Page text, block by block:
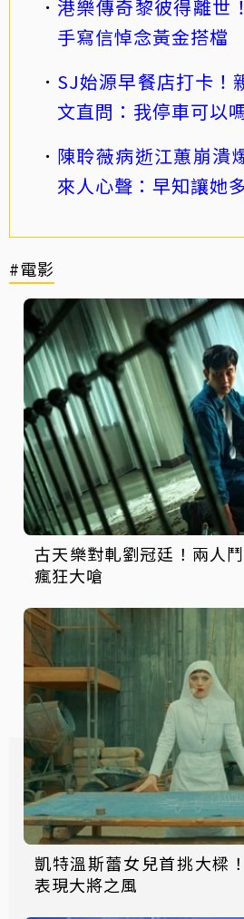
港樂傳奇黎彼得離世
手寫信悼念黃金搭檔
SJ始源早餐店打卡！
文直問：我停車可以
陳聆薇病逝江蕙崩潰
來人心聲：早知讓她
#電影
古天樂對軋劉冠廷！兩人
瘋狂大嗆
凱特溫斯蕾女兒首挑大樑
表現大將之風